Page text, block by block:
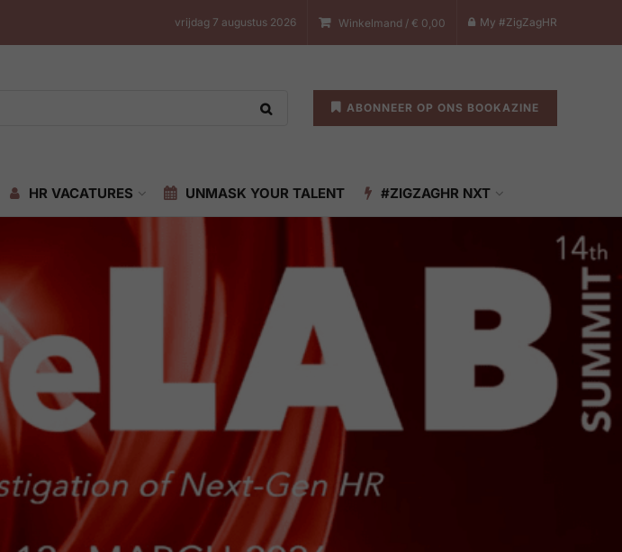
vrijdag 7 augustus 2026 Winkelmand / € 0,00 My #ZigZagHR
ABONNEER OP ONS BOOKAZINE
HR VACATURES UNMASK YOUR TALENT #ZIGZAGHR NXT